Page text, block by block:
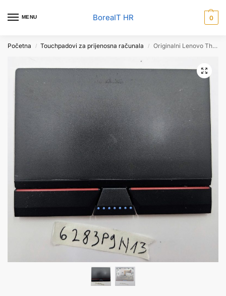
MENU BoreaIT HR 0
Početna / Touchpadovi za prijenosna računala / Originalni Lenovo ThinkPad T460 Touchpad s tri gumba, Trackpad s kabelom